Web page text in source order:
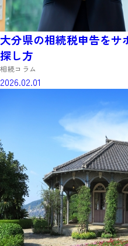
大分県の相続税申告をサ
探し方
相続コラム
2026.02.01